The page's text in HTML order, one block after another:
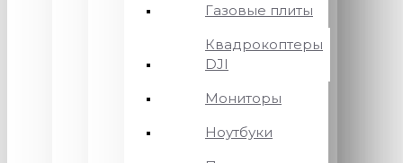
Газовые плиты
Квадрокоптеры
DJI
Мониторы
Ноутбуки